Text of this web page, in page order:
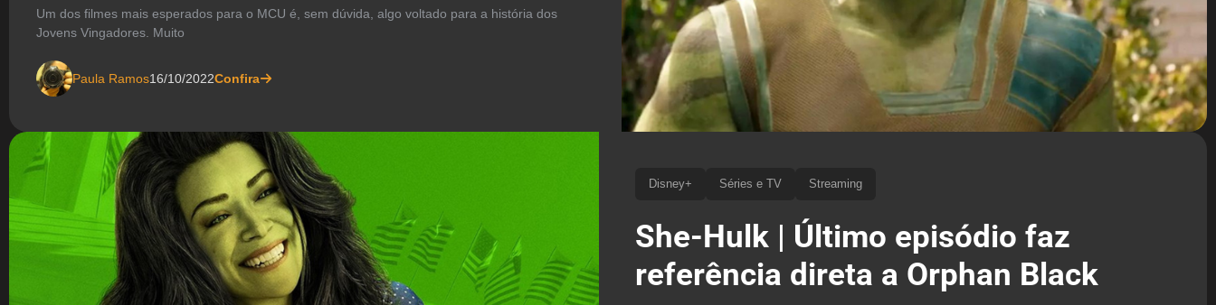
Um dos filmes mais esperados para o MCU é, sem dúvida, algo voltado para a história dos
Jovens Vingadores. Muito
Paula Ramos16/10/2022Confira
Disney+ Séries e TV Streaming
She-Hulk | Último episódio faz
referência direta a Orphan Black